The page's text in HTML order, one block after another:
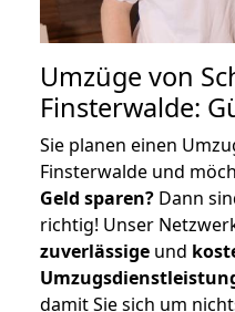
Umzüge von
Finsterwalde:
Sie planen einen
Finsterwalde und
Geld sparen? Dann
richtig! Unser
zuverlässige und
damit Sie sich um